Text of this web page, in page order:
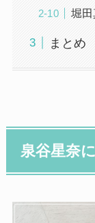
堀田
まとめ
泉谷星奈